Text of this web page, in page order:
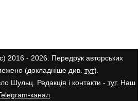
2016 - 2026. Передрук авторських
(докладніше див. тут).
Шульц. Редакція і контакти - тут. Наш
канал.